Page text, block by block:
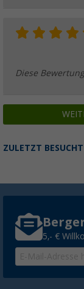
Diese
ZULETZT BESUCHT
5,- €